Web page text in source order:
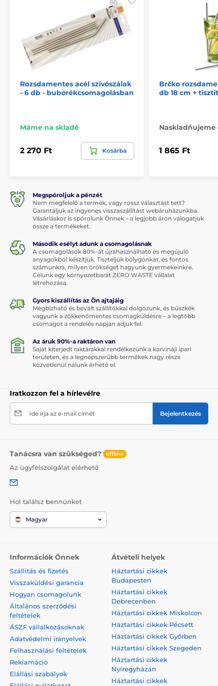
Rozsdamentes acél szívószálak
- 6 db - buborékcsomagolásban
Máme na skladě
2 270 Ft Kosárba
Brčko
db 18 cm +
Naskladňujeme
1 865 Ft
Megspóroljuk a pénzét
Nem megfelelő a termék, vagy rossz választást tett?
Garantáljuk az ingyenes visszaszállítást webáruházunkba.
Vásárláskor is spórolunk Önnek – a legjobb áron válogatjuk
össze a termékeket.
Második esélyt adunk a csomagolásnak
A csomagolások 80%-át újrahasználható és megújuló
anyagokból készítjük. Tiszteljük bolygónkat, és fontos
számunkra, milyen örökséget hagyunk gyermekeinkre.
Célunk egy környezetbarát ZERO WASTE vállalat
létrehozása.
Gyors kiszállítás az Ön ajtajáig
Megbízható és bevált szállítókkal dolgozunk, és büszkék
vagyunk a zökkenőmentes csomagküldésre – a legtöbb
csomagot a rendelés napján adjuk fel.
Az áruk 90%-a raktáron van
Saját kiterjedt raktárakkal rendelkezünk a karvináji ipari
területen, és a legnépszerűbb termékek nagy része
közvetlenül nálunk érhető el.
Iratkozzon fel a hírlevélre
Ide írja az e-mail címét Bejelentkezés
Tanácsra van szükséged? offline
Az ügyfélszolgálat elérhető
Hol találsz bennünket
Magyar
Információk Önnek
Szállítás és fizetés
Visszaküldési garancia
Hogyan csomagolunk
Általános szerződési
feltételek
ÁSZF vállalkozásoknak
Adatvédelmi irányelvek
Felhasználási feltételek
Reklamáció
Elállási szabályok
Átvételi helyek
Háztartási cikkek
Budapesten
Háztartási cikkek
Debrecenben
Háztartási cikkek Miskolcon
Háztartási cikkek Pécsett
Háztartási cikkek Győrben
Háztartási cikkek Szegeden
Háztartási cikkek
Nyíregyházán
Háztartási cikkek